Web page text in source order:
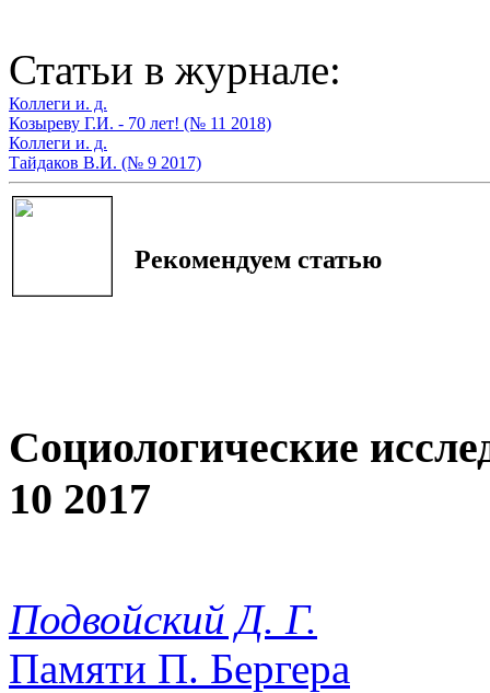
Статьи в журнале:
Коллеги и. д.
Козыреву Г.И. - 70 лет! (№ 11 2018)
Коллеги и. д.
Тайдаков В.И. (№ 9 2017)
Рекомендуем статью
Социологические
10 2017
Подвойский Д. Г.
Памяти П. Бергера